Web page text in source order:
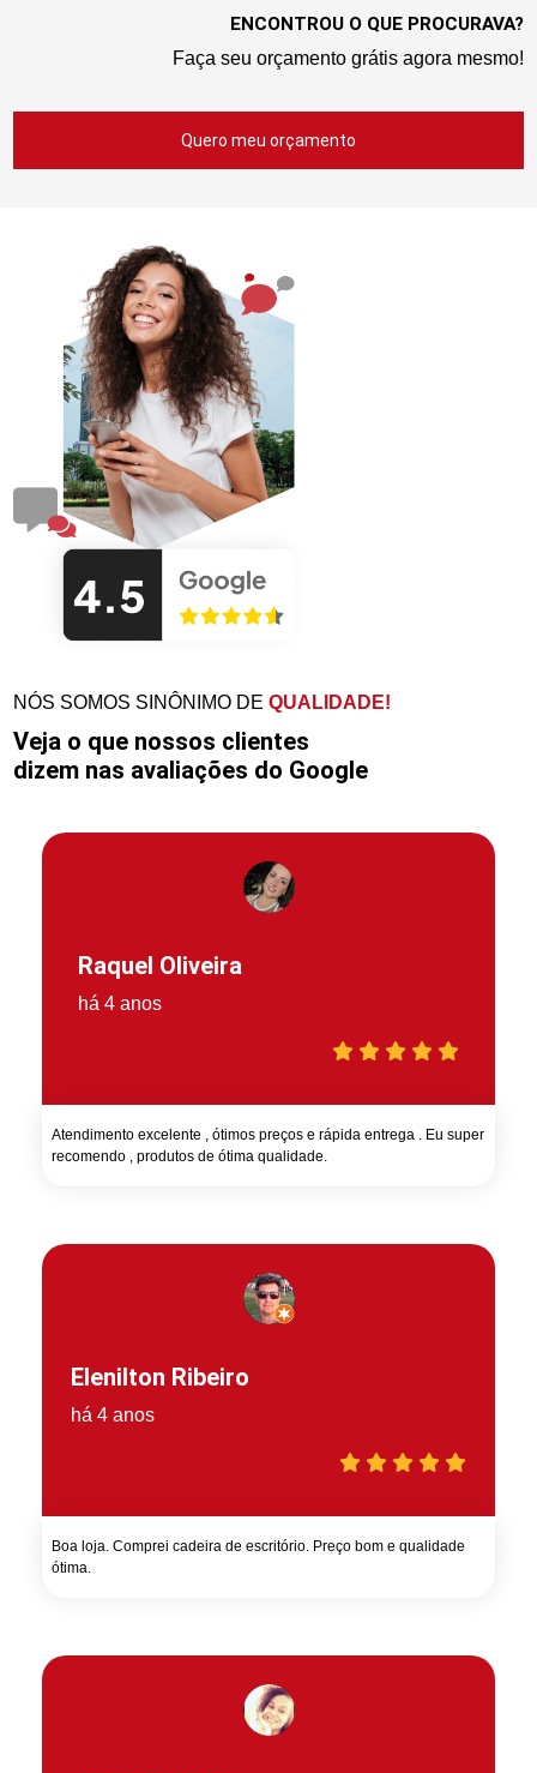
ENCONTROU O QUE PROCURAVA?
Faça seu orçamento grátis agora mesmo!
Quero meu orçamento
NÓS SOMOS SINÔNIMO DEQUALIDADE!
Veja o que nossos clientes
dizem nas avaliações do Google
Raquel Oliveira
há 4 anos
Atendimento excelente , ótimos preços e rápida entrega . Eu super
recomendo , produtos de ótima qualidade.
Elenilton Ribeiro
há 4 anos
Boa loja. Comprei cadeira de escritório. Preço bom e qualidade
ótima.